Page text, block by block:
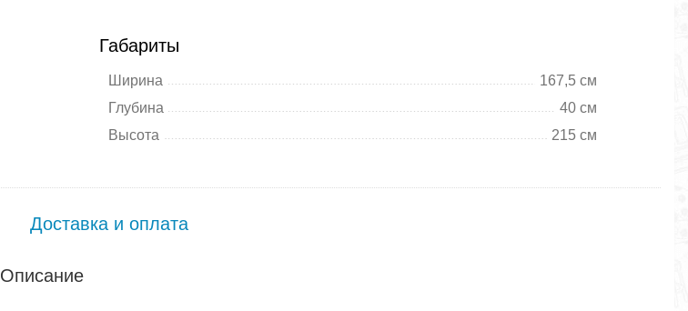
Габариты
Ширина
167,5 см
Глубина
40 см
Высота
215 см
Доставка и оплата
Описание